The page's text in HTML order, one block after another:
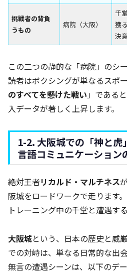
挑戦者の背負
うもの
病院（大阪）
千
獲
決意
この二つの静的な「病院」のシ
読者はボクシングが単なるスポ
のすべてを懸けた戦い」である
入データが著しく上昇します。
1-2. 大阪城での「神と
言語コミュニケーション
絶対王者リカルド・マルチネス
阪城をロードワークで走ります
トレーニング中の千堂と遭遇する
大阪城という、日本の歴史と威
での対峙は、単なる日常的な出
無言の遭遇シーンは、以下のデ